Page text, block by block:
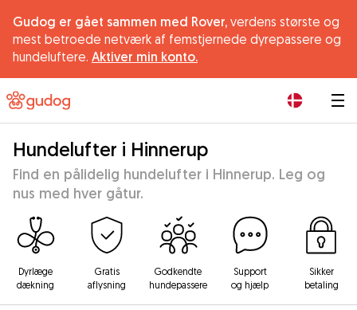
Gudog er gået sammen med Rover, verdens største og
mest betroede netværk af femstjernede dyrepassere og
hundeluftere. Aktiver min konto.
Hundelufter i Hinnerup
Find en pålidelig hundelufter i Hinnerup. Leg og
nus med hver gåtur.
Dyrlæge
dækning
Gratis
aflysning
Godkendte
hundepassere
Support
og hjælp
Sikker
betaling